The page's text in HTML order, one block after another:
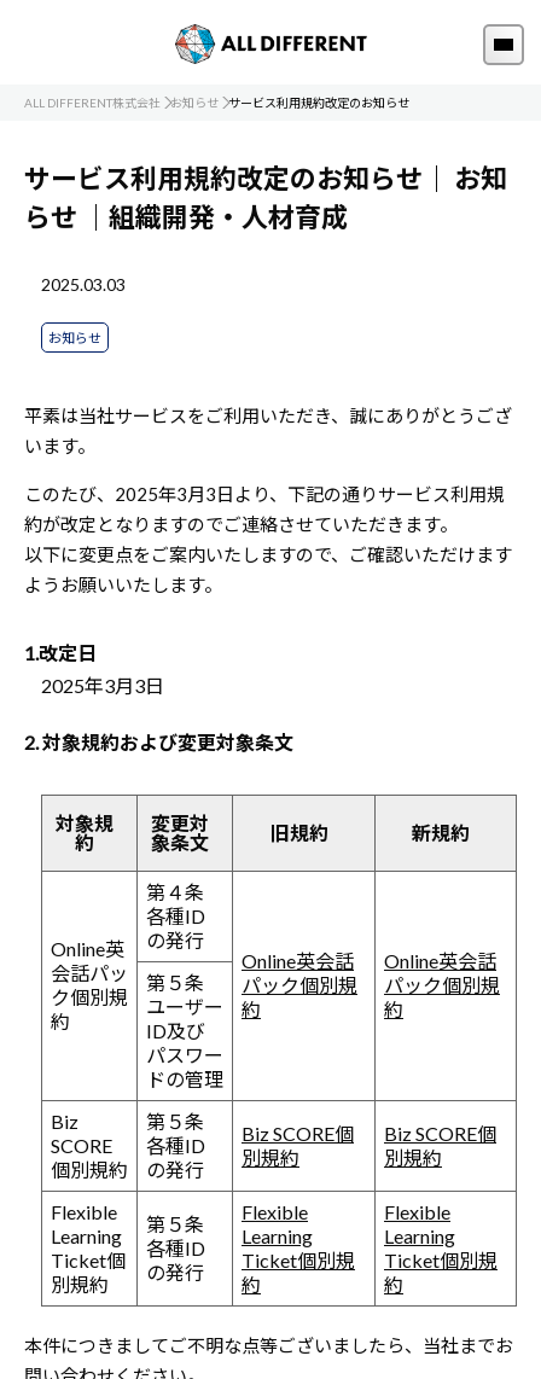
ALL DIFFERENT株式会社 お知らせ サービス利用規約改定のお知らせ
サービス利用規約改定のお知らせ｜ お知
らせ
｜組織開発・人材育成
2025.03.03
お知らせ
平素は当社サービスをご利用いただき、誠にありがとうござ
います。
このたび、2025年3月3日より、下記の通りサービス利用規
約が改定となりますのでご連絡させていただきます。
以下に変更点をご案内いたしますので、ご確認いただけます
ようお願いいたします。
1.改定日
2025年3月3日
2. 対象規約および変更対象条文
対象規
約
変更対
象条文
旧規約 新規約
Online英
会話パッ
ク個別規
約
第４条
各種ID
の発行
Online英会話
パック個別規
約
Online英会話
パック個別規
約
第５条
ユーザー
ID及び
パスワー
ドの管理
Biz
SCORE
個別規約
第５条
各種ID
の発行
Biz SCORE個
別規約
Biz SCORE個
別規約
Flexible
Learning
Ticket個
別規約
第５条
各種ID
の発行
Flexible
Learning
Ticket個別規
約
Flexible
Learning
Ticket個別規
約
本件につきましてご不明な点等ございましたら、当社までお